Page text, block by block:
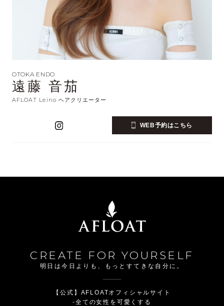
OTOKA ENDO
遠藤 音茄
AFLOAT Leino ヘアクリエーター
WEB予約はこちら
CREATE FOR YOURSELF
明日は今日よりも、もっとすてきな自分に。
【公式】AFLOATオフィシャルサイト
-全ての女性を可愛くする